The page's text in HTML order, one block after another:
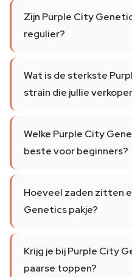
Zijn Purple City
regulier?
Wat is de sterkste
strain die jullie
Welke Purple City
beste voor beginners?
Hoeveel zaden zitten
Genetics pakje?
Krijg je bij Purple City
paarse toppen?